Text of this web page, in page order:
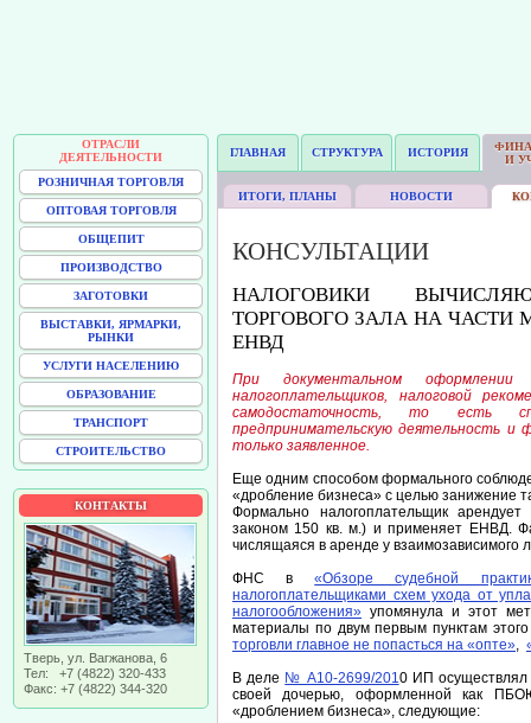
ОТРАСЛИ
ДЕЯТЕЛЬНОСТИ
РОЗНИЧНАЯ ТОРГОВЛЯ
ОПТОВАЯ ТОРГОВЛЯ
ОБЩЕПИТ
ПРОИЗВОДСТВО
ЗАГОТОВКИ
ВЫСТАВКИ, ЯРМАРКИ,
РЫНКИ
УСЛУГИ НАСЕЛЕНИЮ
ОБРАЗОВАНИЕ
ТРАНСПОРТ
СТРОИТЕЛЬСТВО
КОНТАКТЫ
Тверь, ул. Вагжанова, 6
Тел: +7 (4822) 320-433
Факс: +7 (4822) 344-320
ГЛАВНАЯ СТРУКТУРА ИСТОРИЯ
И
ИТОГИ, ПЛАНЫ НОВОСТИ
КОНСУЛЬТАЦИИ
НАЛОГОВИКИ
ТОРГОВОГО ЗАЛА НА ЧАСТИ
ЕНВД
При документальном
налогоплательщиков, налоговой
самодостаточность, то есть
предпринимательскую деятельность и
только заявленное.
Еще одним способом формального
«дробление бизнеса» с целью занижение
Формально налогоплательщик
законом 150 кв. м.) и применяет ЕНВД.
числящаяся в аренде у взаимозависимого
ФНС в«Обзоре судебной
налогоплательщиками схем ухода от
налогообложения» упомянула и этот
материалы по двум первым пунктам
торговли главное не попасться на «опте»,
В деле № А10-2699/2010 ИП
своей дочерью, оформленной как
«дроблением бизнеса», следующие: